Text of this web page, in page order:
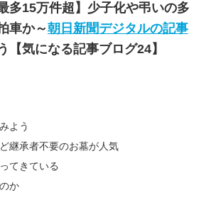
多15万件超】少子化や弔いの多
車か～朝日新聞デジタルの記事
【気になる記事ブログ24】
よう
継承者不要のお墓が人気
てきている
か